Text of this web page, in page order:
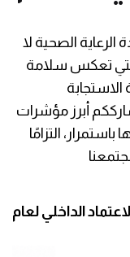
الصحية لا
تعكس سلامة
أبرز مؤشرات
التزامًا
الداخلي لعام